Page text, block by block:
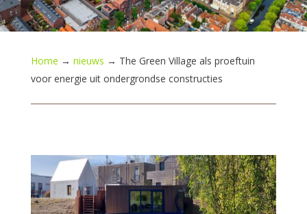
Home → nieuws → The Green Village als proeftuin
voor energie uit ondergrondse constructies